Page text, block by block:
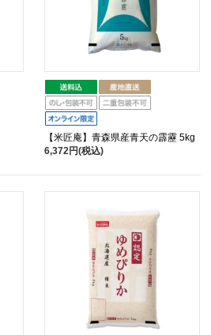
【米匠庵】青森県産青天の霹靂 5kg
6,372円(税込)